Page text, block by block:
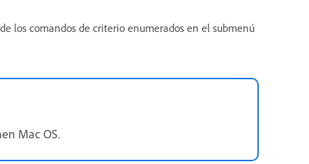
los comandos de criterio enumerados en el submenú
Mac OS.